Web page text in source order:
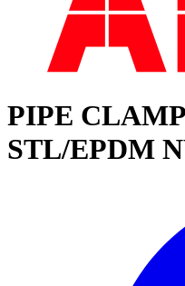
PIPE
STL/EPDM